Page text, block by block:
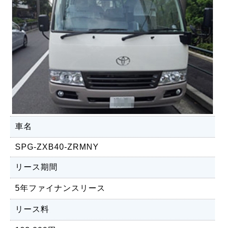
車名
SPG-ZXB40-ZRMNY
リース期間
5年ファイナンスリース
リース料